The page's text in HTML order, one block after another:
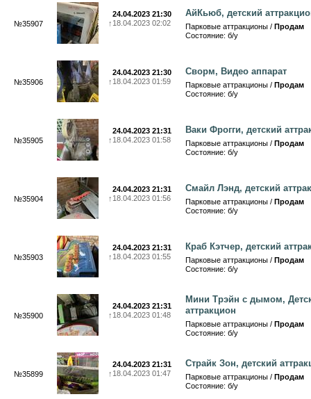
№35907
24.04.2023 21:30
↑ 18.04.2023 02:02
АйКьюб, детский
Парковые аттракционы / Продам
Состояние: б/у
№35906
24.04.2023 21:30
↑ 18.04.2023 01:59
Сворм, Видео аппарат
Парковые аттракционы / Продам
Состояние: б/у
№35905
24.04.2023 21:31
↑ 18.04.2023 01:58
Ваки Фрогги, детский
Парковые аттракционы / Продам
Состояние: б/у
№35904
24.04.2023 21:31
↑ 18.04.2023 01:56
Смайл Лэнд, детский
Парковые аттракционы / Продам
Состояние: б/у
№35903
24.04.2023 21:31
↑ 18.04.2023 01:55
Краб Кэтчер, детский
Парковые аттракционы / Продам
Состояние: б/у
№35900
24.04.2023 21:31
↑ 18.04.2023 01:48
Мини Трэйн с дымом,
аттракцион
Парковые аттракционы / Продам
Состояние: б/у
№35899
24.04.2023 21:31
↑ 18.04.2023 01:47
Страйк Зон, детский
Парковые аттракционы / Продам
Состояние: б/у